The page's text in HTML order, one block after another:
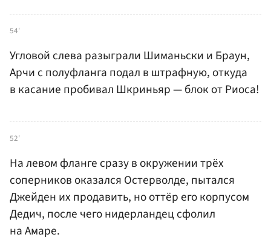
54'
Угловой слева разыграли Шиманьски и Браун,
Арчи с полуфланга подал в штрафную, откуда
в касание пробивал Шкриньяр — блок от Риоса!
52'
На левом фланге сразу в окружении трёх
соперников оказался Остерволде, пытался
Джейден их продавить, но оттёр его корпусом
Дедич, после чего нидерландец сфолил
на Амаре.